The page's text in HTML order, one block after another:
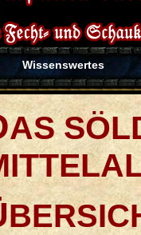
Wissenswertes
AS